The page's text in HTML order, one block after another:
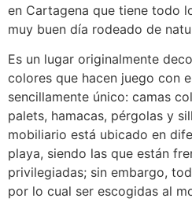
en Cartagena que tiene todo
muy buen día rodeado de
Es un lugar originalmente
colores que hacen juego con
sencillamente único: camas
palets, hamacas, pérgolas y
mobiliario está ubicado en
playa, siendo las que están
privilegiadas; sin embargo,
por lo cual ser escogidas al